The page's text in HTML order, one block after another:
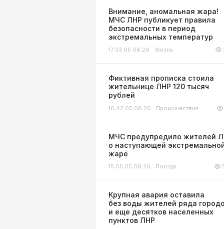
Внимание, аномальная жара!
МЧС ЛНР публикует правила
безопасности в период
экстремальных температур
17:33 05.08.26 Жизнь
Фиктивная прописка стоила
жительнице ЛНР 120 тысяч
рублей
16:42 05.08.26 Происшествия
МЧС предупредило жителей
о наступающей
жаре
15:05 05.08.26 Погода
Крупная авария оставила
без воды жителей ряда
и еще десятков населенных
пунктов ЛНР